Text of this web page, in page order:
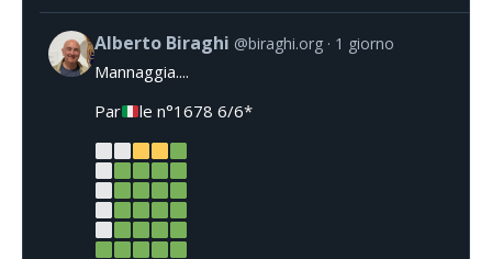
Alberto Biraghi @biraghi.org 1 giorno
Mannaggia....
Par
le n°1678 6/6*